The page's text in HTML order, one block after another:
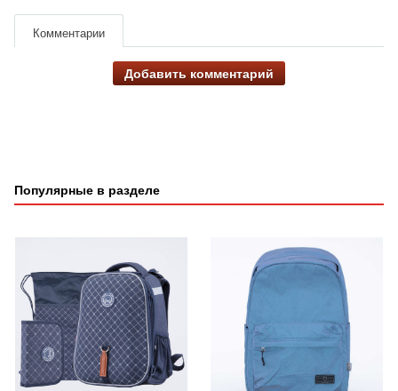
Комментарии
Добавить комментарий
Популярные в разделе